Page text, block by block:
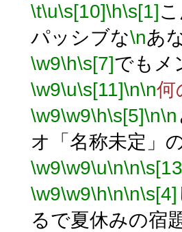
\t\u\s[10]\h\s[1]
パッシブな\nあ
\w9\h\s[7]でもメ
\w9\u\s[11]\n\n何
\w9\w9\h\s[5]\n\n
オ「名称未定」
\w9\w9\u\n\n
\w9\w9\h\n\n\s[4]
るで夏休みの宿